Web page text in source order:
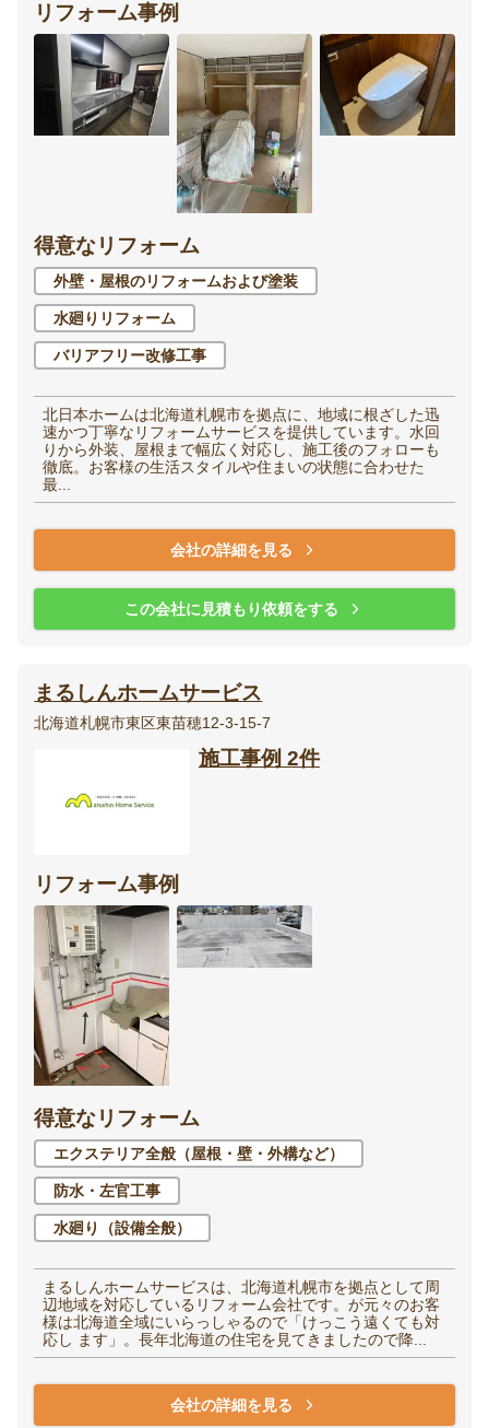
リフォーム事例
得意なリフォーム
外壁・屋根のリフォームおよび塗装
水廻りリフォーム
バリアフリー改修工事
北日本ホームは北海道札幌市を拠点に、地域に根ざした迅
速かつ丁寧なリフォームサービスを提供しています。水回
りから外装、屋根まで幅広く対応し、施工後のフォローも
徹底。お客様の生活スタイルや住まいの状態に合わせた
最...
会社の詳細を見る
この会社に見積もり依頼をする
まるしんホームサービス
北海道札幌市東区東苗穂12-3-15-7
施工事例 2件
リフォーム事例
得意なリフォーム
エクステリア全般（屋根・壁・外構など）
防水・左官工事
水廻り（設備全般）
まるしんホームサービスは、北海道札幌市を拠点として周
辺地域を対応しているリフォーム会社です。が元々のお客
様は北海道全域にいらっしゃるので「けっこう遠くても対
応し ます」。長年北海道の住宅を見てきましたので降...
会社の詳細を見る